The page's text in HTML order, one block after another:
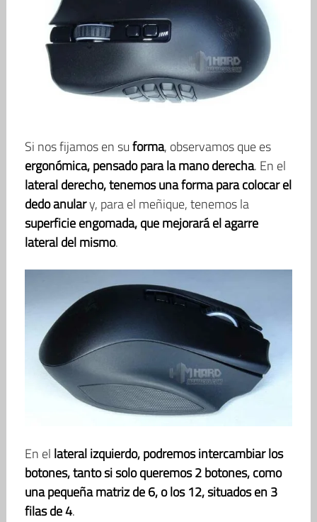
Si nos fijamos en suforma, observamos que es
ergonómica, pensado para la mano derecha. En el
lateral derecho, tenemos una forma para colocar el
dedo anulary, para el meñique, tenemos la
superficie engomada, que mejorará el agarre
lateral del mismo.
En el lateral izquierdo, podremos intercambiar los
botones, tanto si solo queremos 2 botones, como
una pequeña matriz de 6, o los 12, situados en 3
filas de 4.